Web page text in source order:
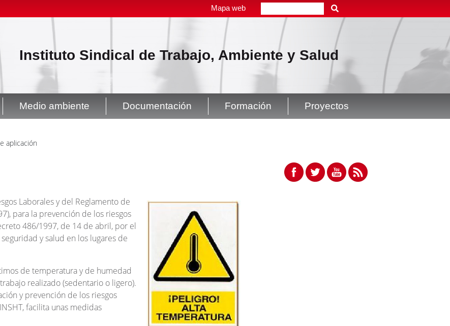
Mapa web
Instituto Sindical de Trabajo, Ambiente y Salud
Medio ambiente Documentación Formación Proyectos
aplicación
Laborales y del Reglamento de
para la prevención de los riesgos
486/1997, de 14 de abril, por el
y salud en los lugares de
de temperatura y de humedad
realizado (sedentario o ligero).
y prevención de los riesgos
facilita unas medidas